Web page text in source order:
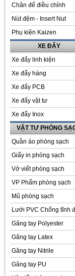
Chân đế điều chỉnh
Nút đệm - Insert Nut
Phụ kiện Kaizen
XE ĐẨY
Xe đẩy linh kiện
Xe đẩy hàng
Xe đẩy PCB
Xe đẩy vật tư
Xe đẩy Inox
VẬT TƯ PHÒNG
Quần áo phòng sạch
Giấy in phòng sạch
Vở viết phòng sạch
VP Phẩm phòng sạch
Mũ phòng sạch
Lưới PVC Chống tĩnh
Găng tay Polyester
Găng tay Latex
Găng tay Nitrile
Găng tay PU